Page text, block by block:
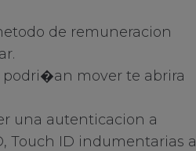
de remuneracion
podri�an mover te abrira
una autenticacion a
Touch ID indumentarias a